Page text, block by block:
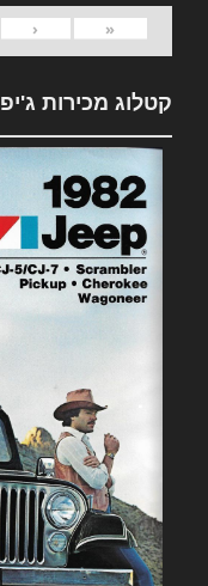
«
‹
קטלוג מכירות ג'יפ 1982